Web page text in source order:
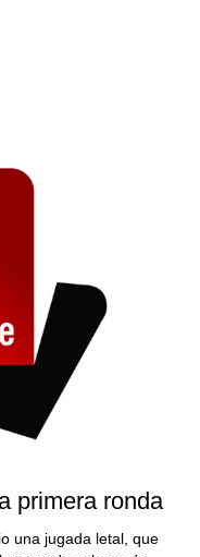
primera ronda
una jugada letal, que